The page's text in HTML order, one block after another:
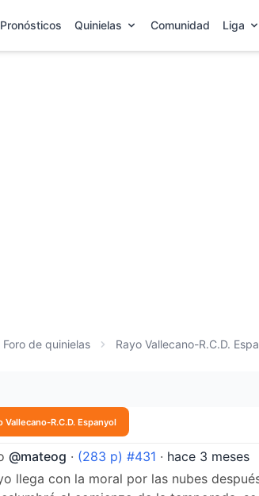
Quinielas Comunidad Liga
Foro de quinielas Rayo Vallecano-R.C.D.
Vallecano-R.C.D. Espanyol
@mateog · (283 p) #431 · hace 3 meses
llega con la moral por las nubes